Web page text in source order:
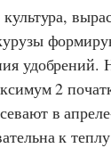
удобрений.
2
в
к